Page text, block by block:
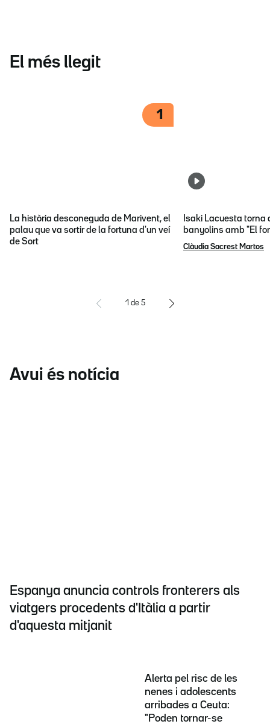
El més llegit
1
La història desconeguda de Marivent, el
palau que va sortir de la fortuna d'un veí
de Sort
Isaki Lacuesta torna
banyolins amb "El
Clàudia Sacrest Martos
1 de 5
Avui és notícia
Espanya anuncia controls fronterers als
viatgers procedents d'Itàlia a partir
d'aquesta mitjanit
Alerta pel risc de les
nenes i adolescents
arribades a Ceuta:
"Poden tornar-se